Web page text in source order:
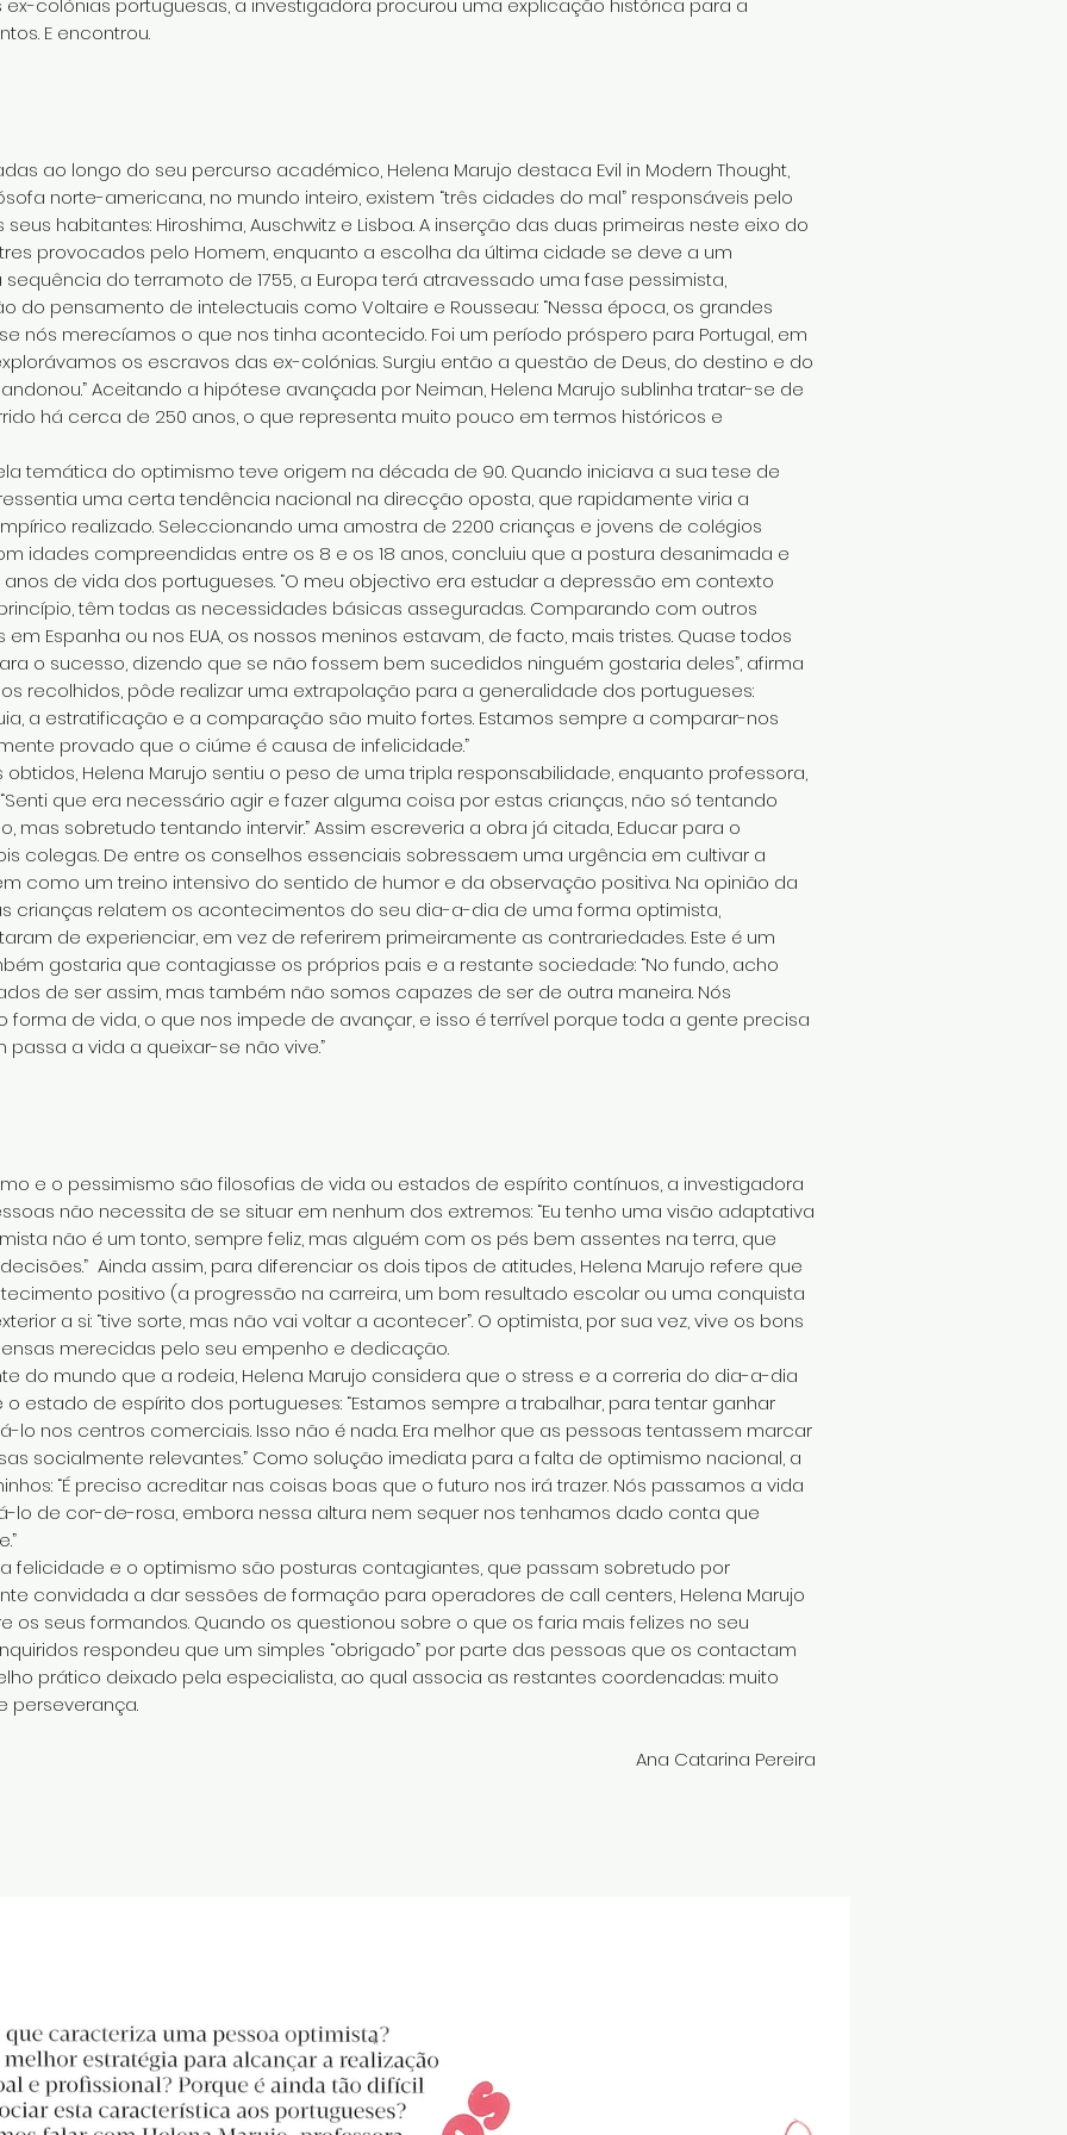
ex-colónias portuguesas, a investigadora procurou uma explicação histórica para a
E encontrou.
ao longo do seu percurso académico, Helena Marujo destaca Evil in Modern Thought,
norte-americana, no mundo inteiro, existem “três cidades do mal” responsáveis pelo
habitantes: Hiroshima, Auschwitz e Lisboa. A inserção das duas primeiras neste eixo do
provocados pelo Homem, enquanto a escolha da última cidade se deve a um
do terramoto de 1755, a Europa terá atravessado uma fase pessimista,
do pensamento de intelectuais como Voltaire e Rousseau: “Nessa época, os grandes
nós merecíamos o que nos tinha acontecido. Foi um período próspero para Portugal, em
os escravos das ex-colónias. Surgiu então a questão de Deus, do destino e do
Aceitando a hipótese avançada por Neiman, Helena Marujo sublinha tratar-se de
há cerca de 250 anos, o que representa muito pouco em termos históricos e
temática do optimismo teve origem na década de 90. Quando iniciava a sua tese de
uma certa tendência nacional na direcção oposta, que rapidamente viria a
realizado. Seleccionando uma amostra de 2200 crianças e jovens de colégios
idades compreendidas entre os 8 e os 18 anos, concluiu que a postura desanimada e
de vida dos portugueses. “O meu objectivo era estudar a depressão em contexto
têm todas as necessidades básicas asseguradas. Comparando com outros
Espanha ou nos EUA, os nossos meninos estavam, de facto, mais tristes. Quase todos
o sucesso, dizendo que se não fossem bem sucedidos ninguém gostaria deles”, afirma
recolhidos, pôde realizar uma extrapolação para a generalidade dos portugueses:
a estratificação e a comparação são muito fortes. Estamos sempre a comparar-nos
provado que o ciúme é causa de infelicidade.”
Helena Marujo sentiu o peso de uma tripla responsabilidade, enquanto professora,
que era necessário agir e fazer alguma coisa por estas crianças, não só tentando
mas sobretudo tentando intervir.” Assim escreveria a obra já citada, Educar para o
colegas. De entre os conselhos essenciais sobressaem uma urgência em cultivar a
como um treino intensivo do sentido de humor e da observação positiva. Na opinião da
crianças relatem os acontecimentos do seu dia-a-dia de uma forma optimista,
de experienciar, em vez de referirem primeiramente as contrariedades. Este é um
gostaria que contagiasse os próprios pais e a restante sociedade: “No fundo, acho
de ser assim, mas também não somos capazes de ser de outra maneira. Nós
de vida, o que nos impede de avançar, e isso é terrível porque toda a gente precisa
a vida a queixar-se não vive.”
e o pessimismo são filosofias de vida ou estados de espírito contínuos, a investigadora
não necessita de se situar em nenhum dos extremos: “Eu tenho uma visão adaptativa
não é um tonto, sempre feliz, mas alguém com os pés bem assentes na terra, que
Ainda assim, para diferenciar os dois tipos de atitudes, Helena Marujo refere que
positivo (a progressão na carreira, um bom resultado escolar ou uma conquista
a si: “tive sorte, mas não vai voltar a acontecer”. O optimista, por sua vez, vive os bons
merecidas pelo seu empenho e dedicação.
do mundo que a rodeia, Helena Marujo considera que o stress e a correria do dia-a-dia
estado de espírito dos portugueses: “Estamos sempre a trabalhar, para tentar ganhar
lo nos centros comerciais. Isso não é nada. Era melhor que as pessoas tentassem marcar
socialmente relevantes.” Como solução imediata para a falta de optimismo nacional, a
“É preciso acreditar nas coisas boas que o futuro nos irá trazer. Nós passamos a vida
lo de cor-de-rosa, embora nessa altura nem sequer nos tenhamos dado conta que
felicidade e o optimismo são posturas contagiantes, que passam sobretudo por
convidada a dar sessões de formação para operadores de call centers, Helena Marujo
os seus formandos. Quando os questionou sobre o que os faria mais felizes no seu
respondeu que um simples “obrigado” por parte das pessoas que os contactam
prático deixado pela especialista, ao qual associa as restantes coordenadas: muito
perseverança.
Ana Catarina Pereira